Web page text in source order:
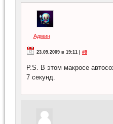
Админ
23.09.2009 в 19:11 | #8
P.S. В этом макросе
7 секунд.